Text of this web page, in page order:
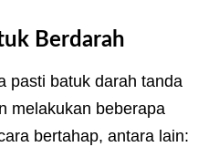
Berdarah
pasti batuk darah tanda
melakukan beberapa
bertahap, antara lain: